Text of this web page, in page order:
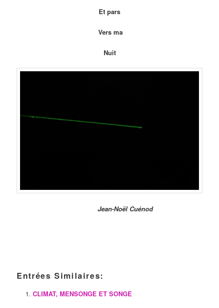
Et pars
Vers ma
Nuit
Jean-Noël Cuénod
Entrées Similaires:
CLIMAT, MENSONGE ET SONGE